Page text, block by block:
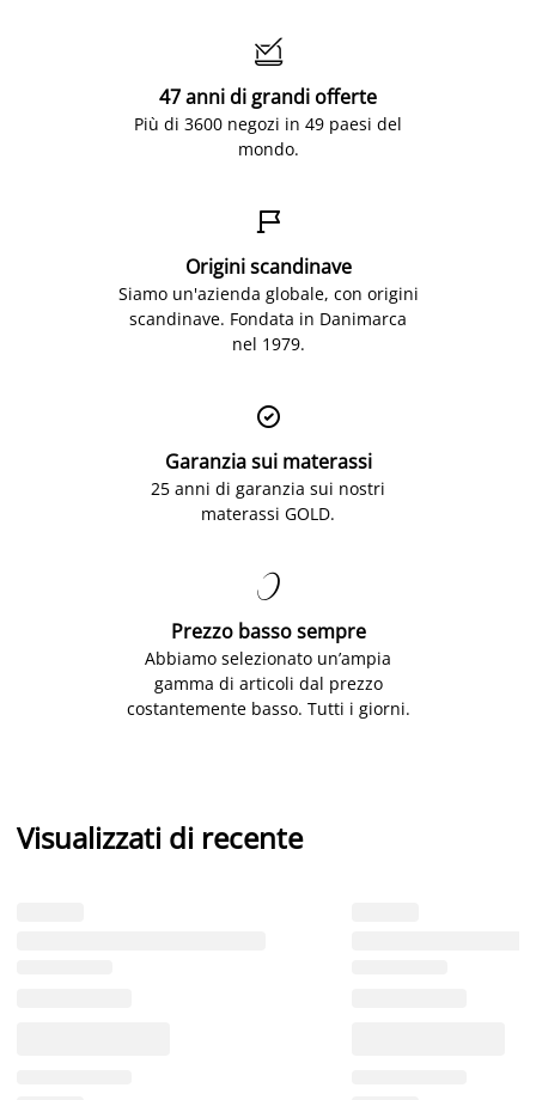

47 anni di grandi offerte
Più di 3600 negozi in 49 paesi del
mondo.

Origini scandinave
Siamo un'azienda globale, con origini
scandinave. Fondata in Danimarca
nel 1979.

Garanzia sui materassi
25 anni di garanzia sui nostri
materassi GOLD.

Prezzo basso sempre
Abbiamo selezionato un’ampia
gamma di articoli dal prezzo
costantemente basso. Tutti i giorni.
Visualizzati di recente